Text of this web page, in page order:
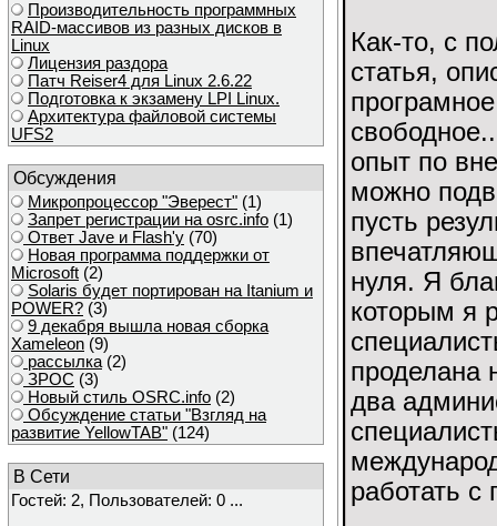
Производительность программных
RAID-массивов из разных дисков в
Linux
Лицензия раздора
Патч Reiser4 для Linux 2.6.22
Подготовка к экзамену LPI Linux.
Архитектура файловой системы
UFS2
Обсуждения
Микропроцессор "Эверест" (1)
Запрет регистрации на osrc.info (1)
Ответ Javе и Flash'у (70)
Новая программа поддержки от
Microsoft (2)
Solaris будет портирован на Itanium и
POWER? (3)
9 декабря вышла новая сборка
Xameleon (9)
рассылка (2)
ЗРОС (3)
Новый стиль OSRC.info (2)
Обсуждение статьи "Взгляд на
развитие YellowTAB" (124)
В Сети
Гостей: 2, Пользователей: 0 ...
Как-то, с
статья,
опыт по
можно
пусть
нуля. Я
которым я
проделана
два
работать с